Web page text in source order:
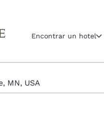
Región y
Encontrar un hotel